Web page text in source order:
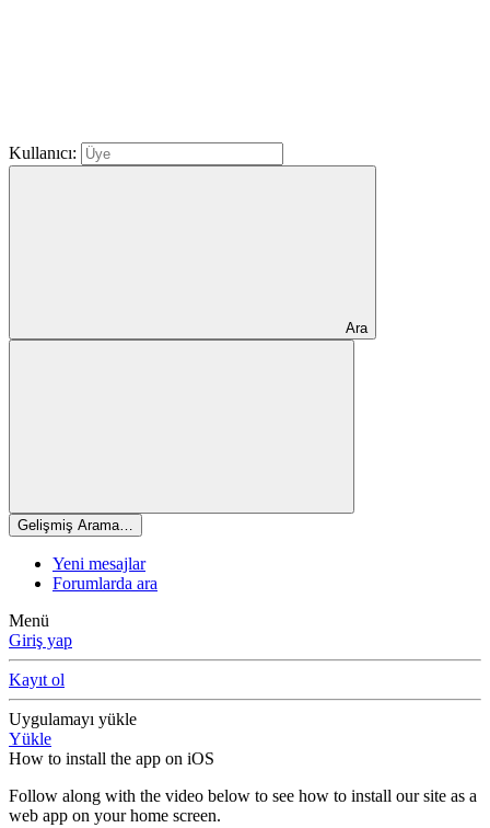
Kullanıcı:
Ara
Gelişmiş Arama…
Yeni mesajlar
Forumlarda ara
Menü
Giriş yap
Kayıt ol
Uygulamayı yükle
Yükle
How to install the app on iOS
Follow along with the video below to see how to install our site as a
web app on your home screen.